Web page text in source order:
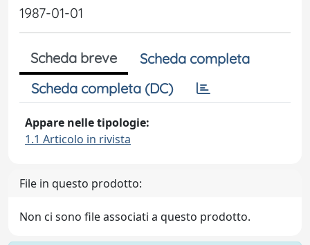
1987-01-01
Scheda breve
Scheda completa
Scheda completa (DC)
Appare nelle tipologie:
1.1 Articolo in rivista
File in questo prodotto:
Non ci sono file associati a questo prodotto.